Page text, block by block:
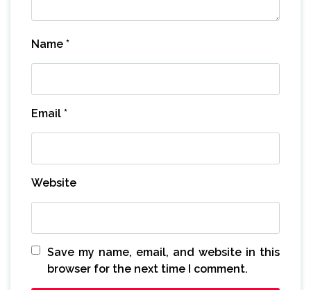
Name *
Email *
Website
Save my name, email, and website in this
browser for the next time I comment.